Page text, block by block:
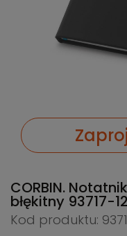
CORBIN.
błękitny 93717-
Kod produktu: